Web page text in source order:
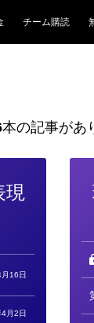
チーム購読
本の記事があ
現
16日
月2日
リ